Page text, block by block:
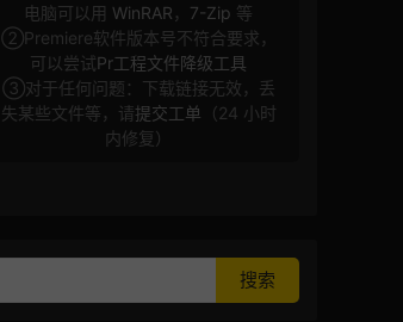
电脑可以用 WinRAR ， 7-Zip 等
②Premiere软件版本号不符合要求，
可以尝试Pr工程文件降级工具
③对于任何问题：下载链接无效，丢
失某些文件等，请提交工单 （24 小时
内修复）